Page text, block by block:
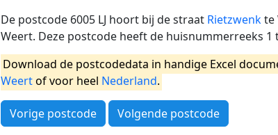
De postcode 6005 LJ hoort bij de straat Rietzwenkte
Weert. Deze postcode heeft de huisnummerreeks 1
Download de postcodedata in handige Excel
Weertof voor heel Nederland.
Vorige postcode Volgende postcode